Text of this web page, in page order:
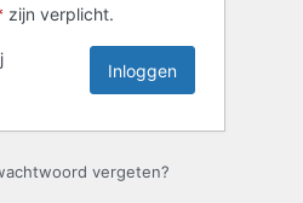
zijn verplicht.
vergeten?